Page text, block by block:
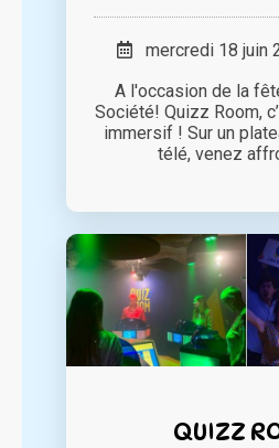
mercredi 18 juin
A l'occasion de la
Société! Quizz Room,
immersif ! Sur un
télé, venez
QUIZZ